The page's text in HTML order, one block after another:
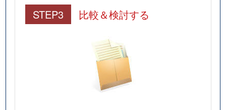
STEP3 比較＆検討する